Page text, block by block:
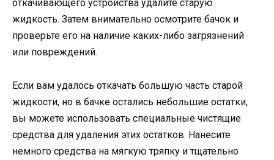
откачивающего устройства удалите старую
жидкость. Затем внимательно осмотрите бачок и
проверьте его на наличие каких-либо загрязнений
или повреждений.
Если вам удалось откачать большую часть старой
жидкости, но в бачке остались небольшие остатки,
вы можете использовать специальные чистящие
средства для удаления этих остатков. Нанесите
немного средства на мягкую тряпку и тщательно